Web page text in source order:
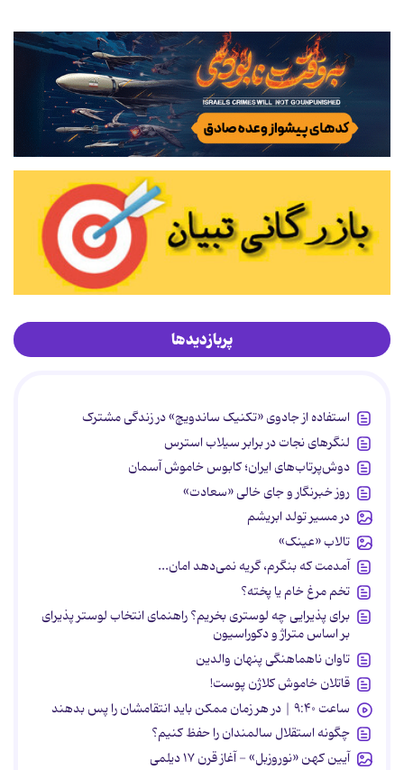
پربازدیدها
استفاده از جادوی «تکنیک ساندویچ» در زندگی مشترک
لنگرهای نجات در برابر سیلاب استرس
دوش‌پرتاب‌های ایران؛ کابوس خاموش آسمان
روز خبرنگار و جای خالی «سعادت»
در مسیر تولد ابریشم
تالاب «عینک»
آمدمت که بنگرم، گریه نمی‌دهد امان...
تخم مرغ خام یا پخته؟
برای پذیرایی چه لوستری بخریم؟ راهنمای انتخاب لوستر پذیرای
بر اساس متراژ و دکوراسیون
تاوان ناهماهنگی پنهان والدین
قاتلان خاموش کلاژن پوست!
ساعت ۹:۴۰ | در هر زمان ممکن باید انتقامشان را پس بدهند
چگونه استقلال سالمندان را حفظ کنیم؟
آیین کهن «نوروزبل» - آغاز قرن ۱۷ دیلمی